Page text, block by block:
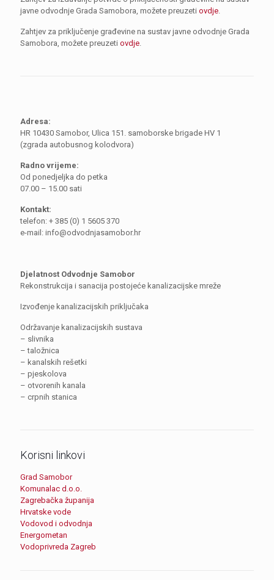
javne odvodnje Grada Samobora, možete preuzeti ovdje.
Zahtjev za priključenje građevine na sustav javne odvodnje Grada
Samobora, možete preuzeti ovdje.
Adresa:
HR 10430 Samobor, Ulica 151. samoborske brigade HV 1
(zgrada autobusnog kolodvora)
Radno vrijeme:
Od ponedjeljka do petka
07.00 – 15.00 sati
Kontakt:
telefon: + 385 (0) 1 5605 370
e-mail: info@odvodnjasamobor.hr
Djelatnost Odvodnje Samobor
Rekonstrukcija i sanacija postojeće kanalizacijske mreže
Izvođenje kanalizacijskih priključaka
Održavanje kanalizacijskih sustava
– slivnika
– taložnica
– kanalskih rešetki
– pjeskolova
– otvorenih kanala
– crpnih stanica
Korisni linkovi
Grad Samobor
Komunalac d.o.o.
Zagrebačka županija
Hrvatske vode
Vodovod i odvodnja
Energometan
Vodoprivreda Zagreb